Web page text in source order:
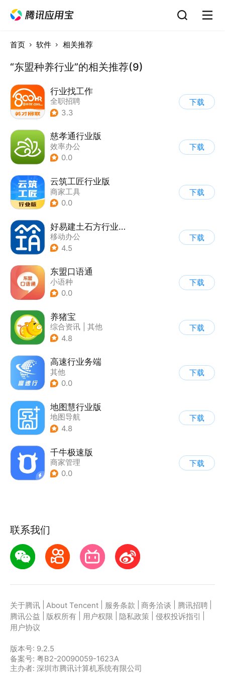
首页 软件 相关推荐
“东盟种养行业”的相关推荐(9)
行业找工作
全职招聘
3.3
下载
慈孝通行业版
效率办公
0.0
下载
云筑工匠行业版
商家工具
0.0
下载
好易建土石方行业流程管理信息平台
移动办公
4.5
下载
东盟口语通
小语种
0.0
下载
养猪宝
综合资讯
其他
4.8
下载
高速行业务端
其他
0.0
下载
地图慧行业版
地图导航
4.8
下载
千牛极速版
商家管理
0.0
下载
联系我们
关于腾讯 About Tencent 服务条款 商务洽谈 腾讯招聘
腾讯公益
版权所有 用户权限 隐私政策 侵权投诉指引
用户协议
版本号: 9.2.5
备案号: 粤B2-20090059-1623A
主办者: 深圳市腾讯计算机系统有限公司